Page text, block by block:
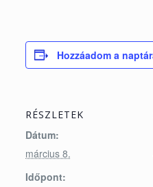
Hozzáadom a
RÉSZLETEK
Dátum:
március 8.
Időpont: